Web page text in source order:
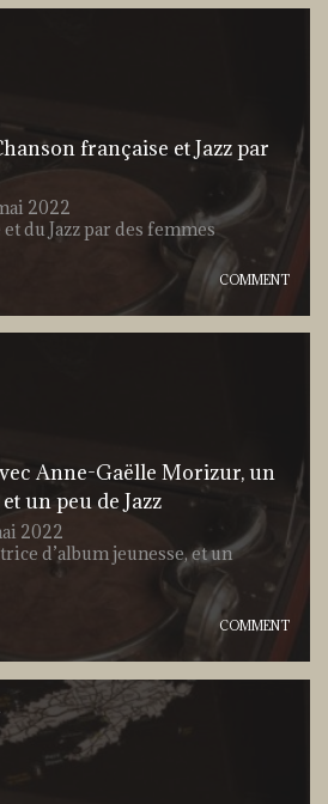
française et Jazz par
2022
du Jazz par des femmes
COMMENT
Anne-Gaëlle Morizur, un
un peu de Jazz
2022
d’album jeunesse, et un
COMMENT